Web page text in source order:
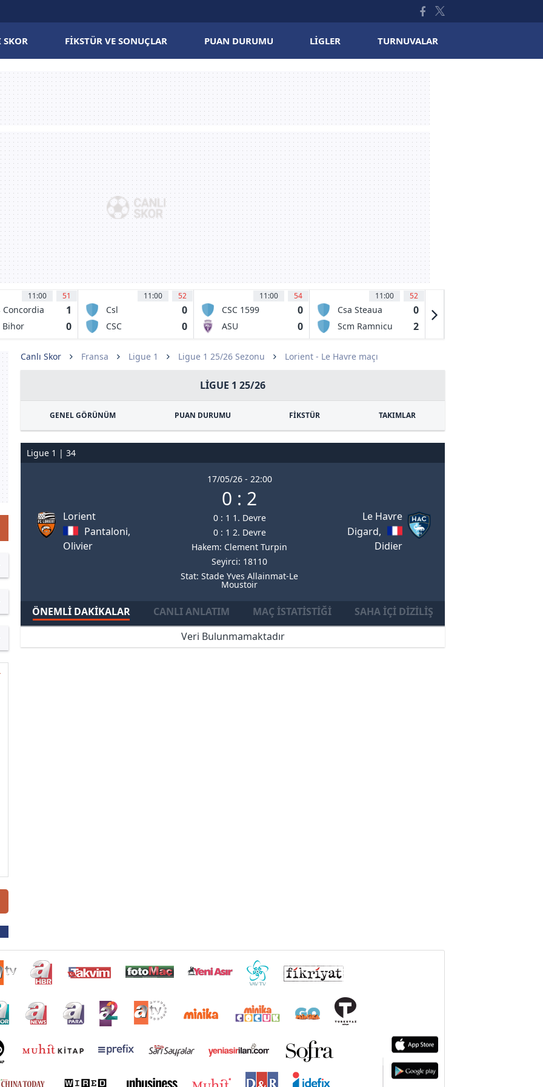
SKOR FIKSTÜR VE SONUÇLAR PUAN DURUMU LIGLER TURNUVALAR
11:00 51
Concordia
1
Bihor
0
11:00 52
Csl
Stefanestii de
0
CSC
0
11:00 54
CSC 1599
Selimbar
0
ASU
Timisoara
0
11:00 52
Csa Steaua
Bucuresti
0
Scm Ramnicu
2
Canlı Skor Fransa Ligue 1 Ligue 1 25/26 Sezonu Lorient - Le Havre maçı
LIGUE 1 25/26
GENEL GÖRÜNÜM PUAN DURUMU FİKSTÜR TAKIMLAR
Ligue 1 | 34
Lorient
Pantaloni,
Olivier
17/05/26 - 22:00
0 : 2
0 : 1 1. Devre
0 : 1 2. Devre
Hakem: Clement Turpin
Seyirci: 18110
Stat: Stade Yves Allainmat-Le
Moustoir
Le Havre
Digard,
Didier
ÖNEMLI DAKIKALAR CANLI ANLATIM MAÇ İSTATISTIĞI
SAHA İÇI DIZILIŞ
Veri Bulunmamaktadır